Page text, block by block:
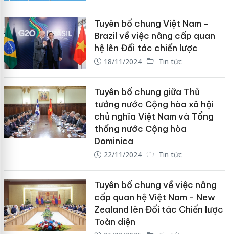
Tuyên bố chung Việt Nam -
Brazil về việc nâng cấp quan
hệ lên Đối tác chiến lược
18/11/2024 Tin tức
Tuyên bố chung giữa Thủ
tướng nước Cộng hòa xã hội
chủ nghĩa Việt Nam và Tổng
thống nước Cộng hòa
Dominica
22/11/2024 Tin tức
Tuyên bố chung về việc nâng
cấp quan hệ Việt Nam - New
Zealand lên Đối tác Chiến lược
Toàn diện